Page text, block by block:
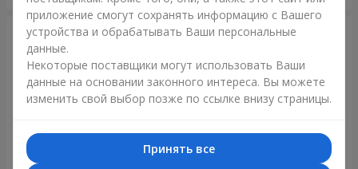
приложение смогут сохранять информацию с Вашего
устройства и обрабатывать Ваши персональные
данные.
Некоторые поставщики могут использовать Ваши
данные на основании законного интереса. Вы можете
изменить свой выбор позже по ссылке внизу страницы.
Принять все